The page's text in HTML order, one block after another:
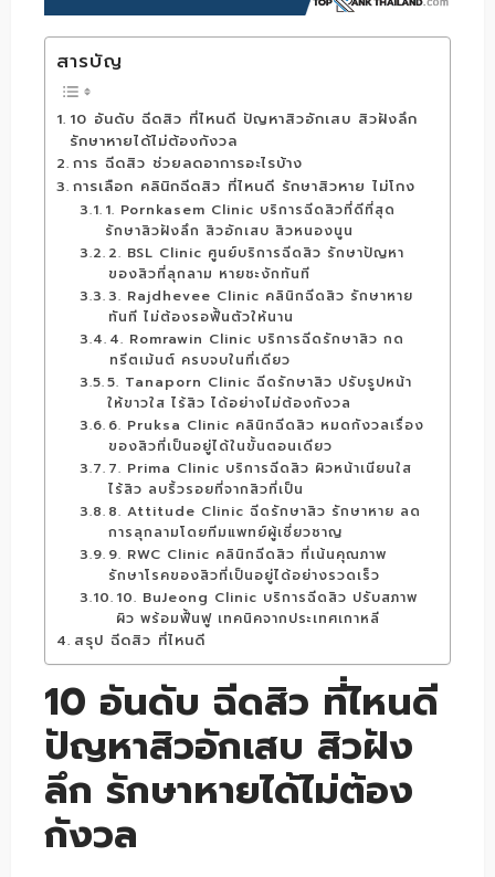
สารบัญ
10 อันดับ ฉีดสิว ที่ไหนดี ปัญหาสิวอักเสบ สิวฝังลึก
รักษาหายได้ไม่ต้องกังวล
การ ฉีดสิว ช่วยลดอาการอะไรบ้าง
การเลือก คลินิกฉีดสิว ที่ไหนดี รักษาสิวหาย ไม่โกง
1. Pornkasem Clinic บริการฉีดสิวที่ดีที่สุด
รักษาสิวฝังลึก สิวอักเสบ สิวหนองนูน
2. BSL Clinic ศูนย์บริการฉีดสิว รักษาปัญหา
ของสิวที่ลุกลาม หายชะงักทันที
3. Rajdhevee Clinic คลินิกฉีดสิว รักษาหาย
ทันที ไม่ต้องรอฟื้นตัวให้นาน
4. Romrawin Clinic บริการฉีดรักษาสิว กด
ทรีตเม้นต์ ครบจบในที่เดียว
5. Tanaporn Clinic ฉีดรักษาสิว ปรับรูปหน้า
ให้ขาวใส ไร้สิว ได้อย่างไม่ต้องกังวล
6. Pruksa Clinic คลินิกฉีดสิว หมดกังวลเรื่อง
ของสิวที่เป็นอยู่ได้ในขั้นตอนเดียว
7. Prima Clinic บริการฉีดสิว ผิวหน้าเนียนใส
ไร้สิว ลบริ้วรอยที่จากสิวที่เป็น
8. Attitude Clinic ฉีดรักษาสิว รักษาหาย ลด
การลุกลามโดยทีมแพทย์ผู้เชี่ยวชาญ
9. RWC Clinic คลินิกฉีดสิว ที่เน้นคุณภาพ
รักษาโรคของสิวที่เป็นอยู่ได้อย่างรวดเร็ว
10. BuJeong Clinic บริการฉีดสิว ปรับสภาพ
ผิว พร้อมฟื้นฟู เทคนิคจากประเทศเกาหลี
สรุป ฉีดสิว ที่ไหนดี
10 อันดับ ฉีดสิว ที่ไหนดี
ปัญหาสิวอักเสบ สิวฝัง
ลึก รักษาหายได้ไม่ต้อง
กังวล